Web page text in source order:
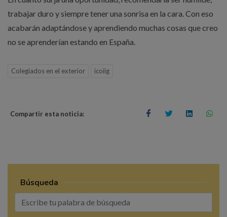
trabajar duro y siempre tener una sonrisa en la cara. Con eso
acabarán adaptándose y aprendiendo muchas cosas que creo
no se aprenderían estando en España.
Colegiados en el exterior icoiig
Compartir esta noticia:
Búsqueda